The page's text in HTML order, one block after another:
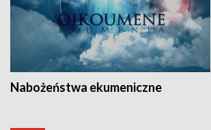
Nabożeństwa ekumeniczne